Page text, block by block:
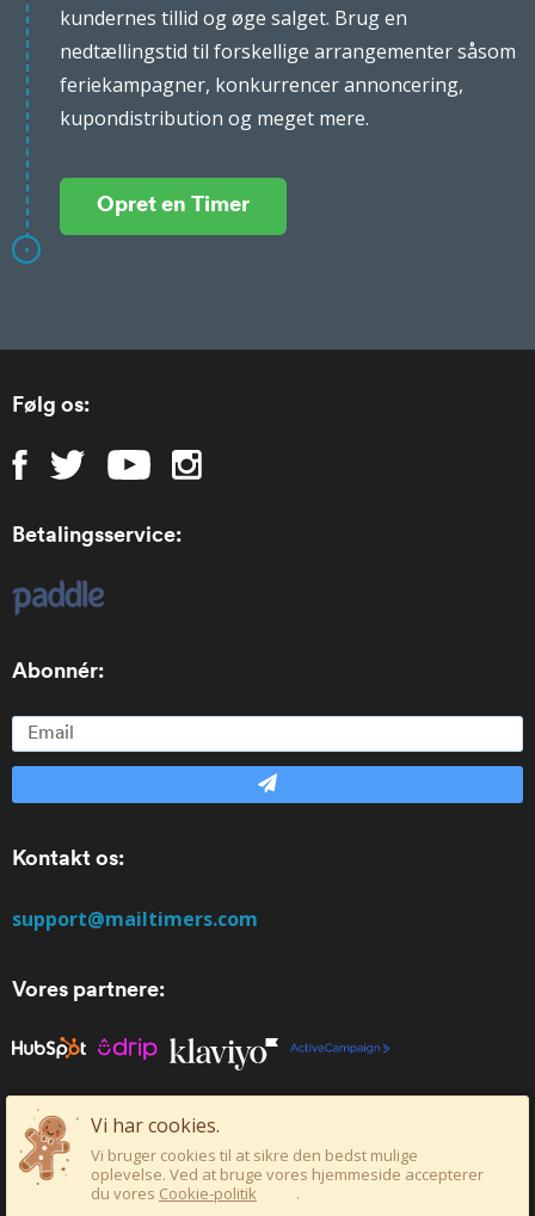
kundernes tillid og øge salget. Brug en
nedtællingstid til forskellige arrangementer såsom
feriekampagner, konkurrencer annoncering,
kupondistribution og meget mere.
Opret en Timer
Vi har cookies.
Vi bruger cookies til at sikre den bedst mulige
oplevelse. Ved at bruge vores hjemmeside accepterer
du vores Cookie-politik .
Følg os:
Betalingsservice:
Abonnér:
Kontakt os:
support@mailtimers.com
Vores partnere:
© Copyright Mailtimers LTD . Alle Rettigheder
Forbeholdes.